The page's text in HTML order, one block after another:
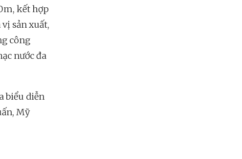
kết hợp
sản xuất,
công
nước đa
biểu diễn
Mỹ